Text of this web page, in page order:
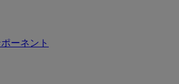
ーネント